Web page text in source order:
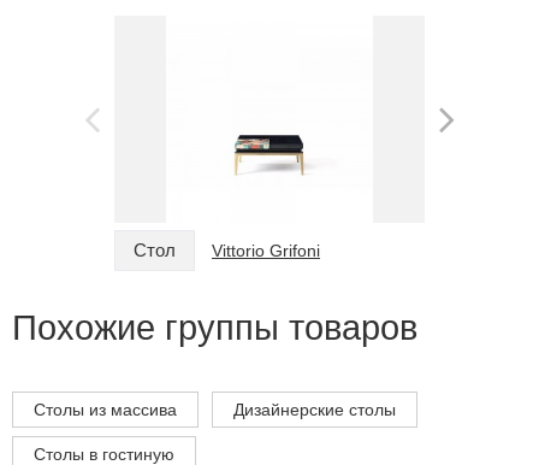
Стол Vittorio Grifoni
Похожие группы товаров
Столы из массива Дизайнерские столы
Столы в гостиную